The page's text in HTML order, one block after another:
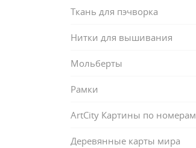
Ткань для пэчворка
Нитки для вышивания
Мольберты
Рамки
ArtCity Картины по номерам
Деревянные карты мира